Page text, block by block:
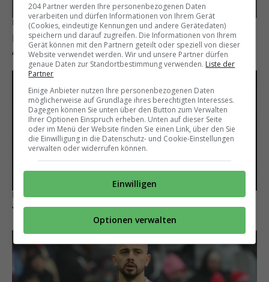
Klub gefunden
Der frühere FCB-Trainerkandidat Davide
Ancelotti wechselt nach Frankreich
Lille spielt nicht mit
YB blitzt mit Angebot für Alan Virginius ab
204 Partner werden Ihre personenbezogenen Daten
verarbeiten und dürfen Informationen von Ihrem Gerät
(Cookies, eindeutige Kennungen und andere Gerätedaten)
speichern und darauf zugreifen. Die Informationen von Ihrem
Gerät können mit den Partnern geteilt oder speziell von dieser
Website verwendet werden. Wir und unsere Partner dürfen
genaue Daten zur Standortbestimmung verwenden. Liste der
Partner
Einige Anbieter nutzen Ihre personenbezogenen Daten
möglicherweise auf Grundlage ihres berechtigten Interesses.
Dagegen können Sie unten über den Button zum Verwalten
Ihrer Optionen Einspruch erheben. Unten auf dieser Seite
oder im Menü der Website finden Sie einen Link, über den Sie
die Einwilligung in die Datenschutz- und Cookie-Einstellungen
verwalten oder widerrufen können.
Einwilligen
Optionen verwalten